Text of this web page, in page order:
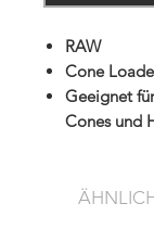
RAW
Cone
Geeignet
Cones und